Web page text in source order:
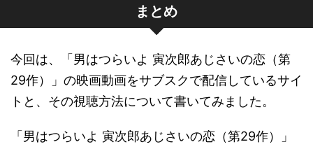
まとめ
今回は、「男はつらいよ 寅次郎あじさいの恋（第
29作）」の映画動画をサブスクで配信しているサイ
トと、その視聴方法について書いてみました。
「男はつらいよ 寅次郎あじさいの恋（第29作）」